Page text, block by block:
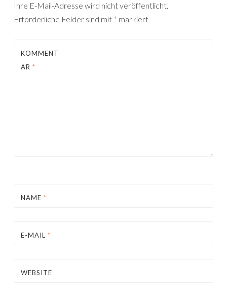
Ihre E-Mail-Adresse wird nicht veröffentlicht.
Erforderliche Felder sind mit * markiert
KOMMENT
AR *
NAME *
E-MAIL *
WEBSITE